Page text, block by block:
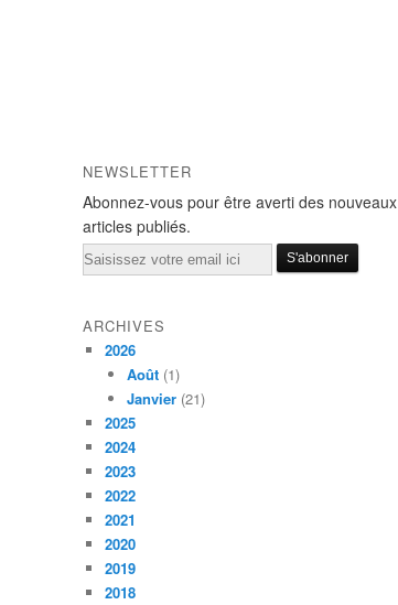
NEWSLETTER
Abonnez-vous pour être averti des nouveaux
articles publiés.
Email
ARCHIVES
2026
Août (1)
Janvier (21)
2025
2024
2023
2022
2021
2020
2019
2018